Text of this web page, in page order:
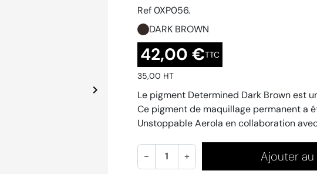
Suivant
keyboard_arrow_right
Ref0XP056.
DARK BROWN
42,00 €TTC
35,00 HT
Le pigment Determined Dark Brown est
Ce pigment de maquillage permanent a
Unstoppable Aerola en collaboration
- + Ajouter au